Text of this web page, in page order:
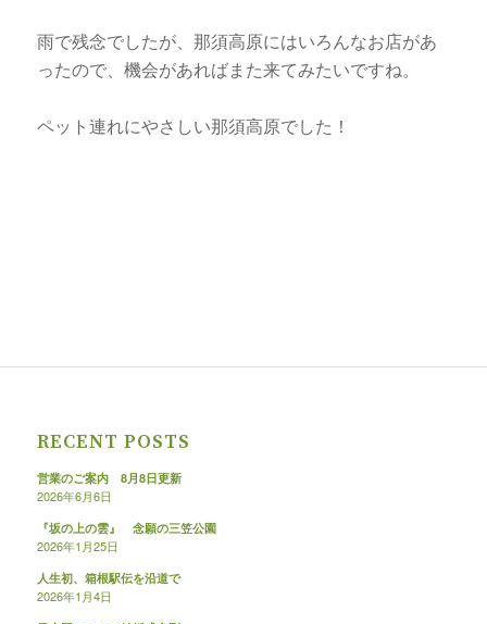
雨で残念でしたが、那須高原にはいろんなお店があ
ったので、機会があればまた来てみたいですね。
ペット連れにやさしい那須高原でした！
RECENT POSTS
営業のご案内 8月8日更新
2026年6月6日
『坂の上の雲』 念願の三笠公園
2026年1月25日
人生初、箱根駅伝を沿道で
2026年1月4日